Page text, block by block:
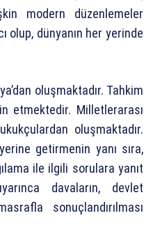
modern düzenlemeler
olup, dünyanın her yerinde
oluşmaktadır. Tahkim
etmektedir. Milletlerarası
oluşmaktadır.
getirmenin yanı sıra,
ile ilgili sorulara yanıt
davaların, devlet
sonuçlandırılması